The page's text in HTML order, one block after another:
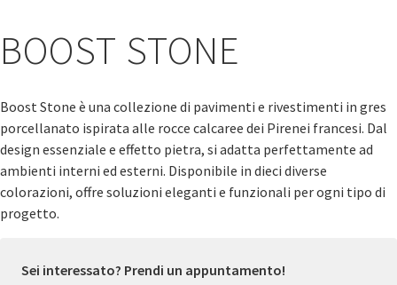
BOOST STONE
Boost Stone è una collezione di pavimenti e rivestimenti in gres
porcellanato ispirata alle rocce calcaree dei Pirenei francesi. Dal
design essenziale e effetto pietra, si adatta perfettamente ad
ambienti interni ed esterni. Disponibile in dieci diverse
colorazioni, offre soluzioni eleganti e funzionali per ogni tipo di
progetto.
Sei interessato? Prendi un appuntamento!